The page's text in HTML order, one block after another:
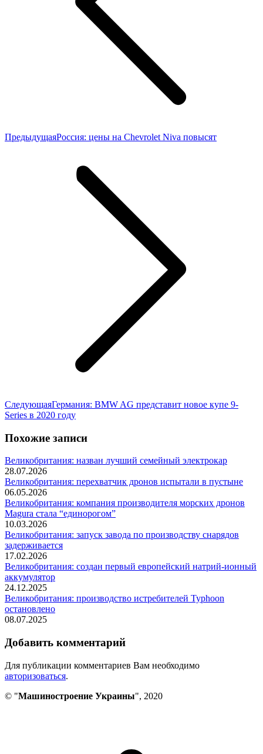
ПредыдущаяПредыдущая
Россия: цены на Chevrolet Niva повысят
СледующаяСледующая
запись:
Германия: BMW AG представит новое купе 9-
Series в 2020 году
Похожие записи
Великобритания: назван лучший семейный электрокар
28.07.2026
Великобритания: перехватчик дронов испытали в пустыне
06.05.2026
Великобритания: компания производителя морских дронов
Magura стала “единорогом”
10.03.2026
Великобритания: запуск завода по производству снарядов
задерживается
17.02.2026
Великобритания: создан первый европейский натрий-ионный
аккумулятор
24.12.2025
Великобритания: производство истребителей Typhoon
остановлено
08.07.2025
Добавить комментарий
Для публикации комментариев Вам необходимо
авторизоваться.
© "Машиностроение Украины", 2020